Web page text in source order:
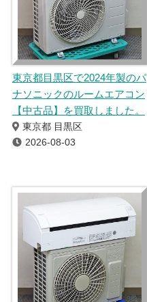
東京都目黒区で2024年製のパ
ナソニックのルームエアコン
【中古品】を買取しました。
東京都 目黒区
2026-08-03